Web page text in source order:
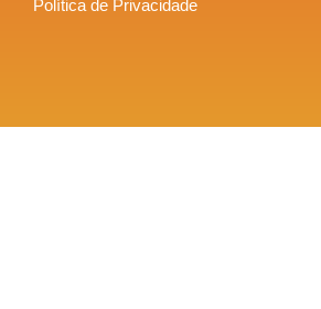
Política de Privacidade